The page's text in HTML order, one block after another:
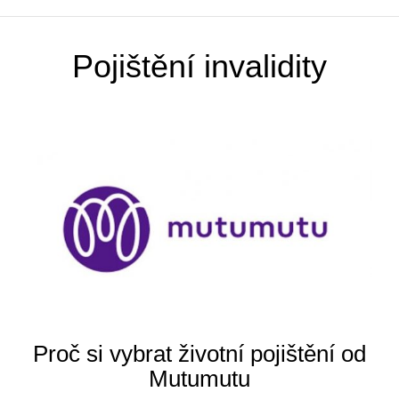
Pojištění invalidity
Proč si vybrat životní pojištění od
Mutumutu